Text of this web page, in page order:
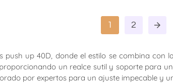
1 2 arrow_forward
up 40D, donde el estilo se combina con
un realce sutil y soporte para
por expertos para un ajuste impecable y